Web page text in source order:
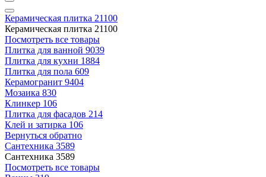
Керамическая плитка 21100
Керамическая плитка 21100
Посмотреть все товары
Плитка для ванной 9039
Плитка для кухни 1884
Плитка для пола 609
Керамогранит 9404
Мозаика 830
Клинкер 106
Плитка для фасадов 214
Клей и затирка 106
Вернуться обратно
Сантехника 3589
Сантехника 3589
Посмотреть все товары